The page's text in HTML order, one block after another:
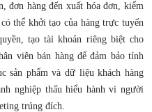
đơn hàng đến xuất hóa đơn, kiểm
thể khởi tạo của hàng trực tuyến
tạo tài khoản riêng biệt cho
viên bán hàng để đảm bảo tính
sản phẩm và dữ liệu khách hàng
nghiệp thấu hiểu hành vi người
trúng đích.